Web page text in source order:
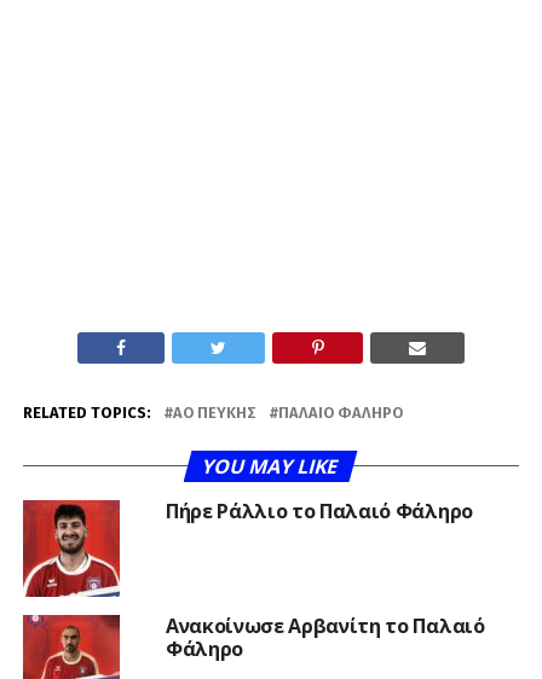
RELATED TOPICS: ΑΟ ΠΕΎΚΗΣ ΠΑΛΑΙΌ ΦΆΛΗΡΟ
YOU MAY LIKE
Πήρε Ράλλιο το Παλαιό Φάληρο
Ανακοίνωσε Αρβανίτη το Παλαιό
Φάληρο